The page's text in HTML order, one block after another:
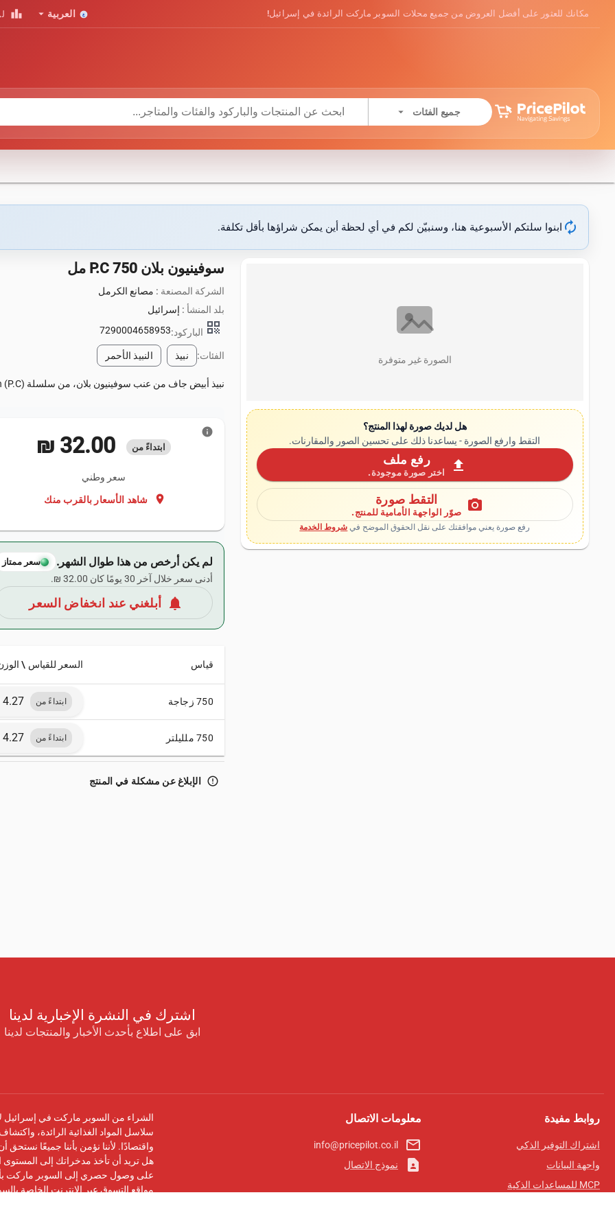
مكانك للعثور على أفضل العروض من جميع محلات السوبر ماركت الرائدة في إسرائيل! العربية arrow_drop_down
leaderboard
جميع الفئات arrow_drop_down
autorenew ابنوا سلتكم الأسبوعية هنا، وسنبيّن لكم في أي لحظة أين يمكن شراؤها بأقل تكلفة.
الصورة غير متوفرة
هل لديك صورة لهذا المنتج؟
التقط وارفع الصورة - يساعدنا ذلك على تحسين الصور والمقارنات.
upload رفع ملف
اختر صورة موجودة.
photo_camera التقط صورة
صوّر الواجهة الأمامية للمنتج.
رفع صورة يعني موافقتك على نقل الحقوق الموضح في شروط الخدمة
سوفينيون بلان P.C 750 مل
الشركة المصنعة : مصانع الكرمل
بلد المنشأ : إسرائيل
qr_code الباركود:7290004658953
الفئات: نبيذ النبيذ الأحمر
نبيذ أبيض جاف من عنب سوفينيون بلان، من سلسلة Private Collection (P.C) من مصانع الكرمل. يحتوي على 750 مل.
ابتداءً من ‏32.00 ₪
سعر وطني
location_on شاهد الأسعار بالقرب منك
info
لم يكن أرخص من هذا طوال الشهر. سعر ممتاز
أدنى سعر خلال آخر 30 يومًا كان ‏32.00 ₪.
notifications أبلغني عند انخفاض السعر
قياس السعر للقياس \
750 زجاجة ابتداءً من
750 ملليلتر ابتداءً من
error_outline الإبلاغ عن مشكلة في المنتج
اشترك في النشرة الإخبارية لدينا
ابق على اطلاع بأحدث الأخبار والمنتجات لدينا
روابط مفيدة
اشتراك التوفير الذكي
واجهة البيانات
MCP للمساعدات الذكية
معلومات الاتصال
mail_outline
info@pricepilot.co.il
contact_page نموذج الاتصال
الشراء من السوبر ماركت في إسرائيل
سلاسل المواد الغذائية الرائدة،
واقتصادًا. لأننا نؤمن بأننا جميعًا
هل تريد أن تأخذ مدخراتك إلى المستوى
على وصول حصري إلى السوبر ماركت
مواقع التسوق عبر الإنترنت الخاصة